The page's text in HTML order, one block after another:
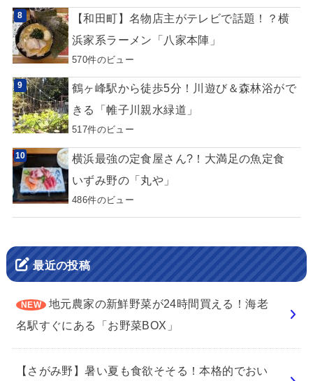
【和田町】名物店主がテレビで話題！？横
浜家系ラーメン「八家本陣」
570件のビュー
鶴ヶ峰駅から徒歩5分！川遊び＆森林浴がで
きる「帷子川親水緑道」
517件のビュー
横浜最強の定食屋さん?！大満足の魚定食
いずみ野の「丸や」
486件のビュー
最近の投稿
地元農家の新鮮野菜が24時間買える！海老
名駅すぐにある「お野菜BOX」
【さがみ野】暑い夏も食欲そそる！本格的でおい